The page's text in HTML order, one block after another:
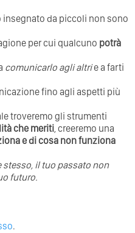
insegnato da piccoli non sono
per cui qualcuno potrà
comunicarlo agli altrie a farti
fino agli aspetti più
troveremo gli strumenti
che meriti, creeremo una
e di cosa non funziona
stesso, il tuo passato non
futuro.
.